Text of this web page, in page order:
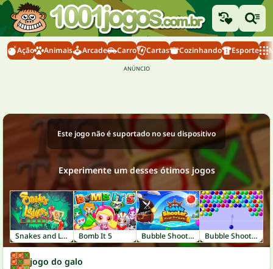
Ação Animais Arcade Carro Cartas Cozinhando Esporte
Este jogo não é suportado no seu dispositivo
Experimente um desses ótimos jogos
Snakes and Ladders Bomb It 5 Bubble Shooter: Pirate Treasures Bubble Shooter
jogo do galo